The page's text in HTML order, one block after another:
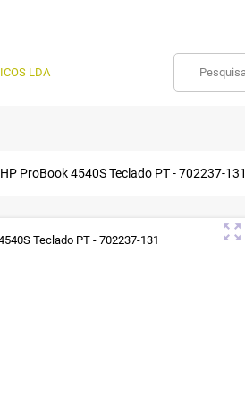
HP ProBook 4540S Teclado PT - 702237-131
zoom_out_map